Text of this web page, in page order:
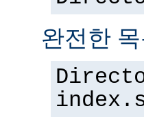
완전한